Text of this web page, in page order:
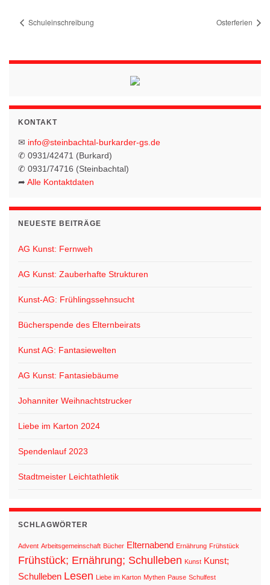
Schuleinschreibung Osterferien
KONTAKT
✉ info@steinbachtal-burkarder-gs.de
✆ 0931/42471 (Burkard)
✆ 0931/74716 (Steinbachtal)
➦ Alle Kontaktdaten
NEUESTE BEITRÄGE
AG Kunst: Fernweh
AG Kunst: Zauberhafte Strukturen
Kunst-AG: Frühlingssehnsucht
Bücherspende des Elternbeirats
Kunst AG: Fantasiewelten
AG Kunst: Fantasiebäume
Johanniter Weihnachtstrucker
Liebe im Karton 2024
Spendenlauf 2023
Stadtmeister Leichtathletik
SCHLAGWÖRTER
Advent Arbeitsgemeinschaft Bücher Elternabend Ernährung Frühstück
Frühstück; Ernährung; Schulleben Kunst Kunst;
Schulleben Lesen Liebe im Karton Mythen Pause Schulfest